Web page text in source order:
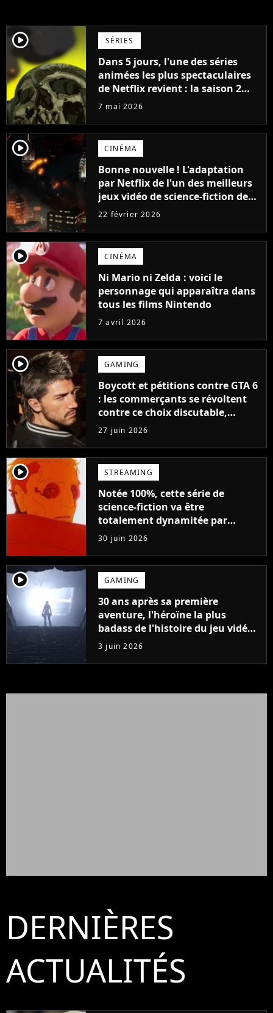
player2 SÉRIES
Dans 5 jours, l'une des séries
animées les plus spectaculaires
de Netflix revient : la saison 2
veut réconcilier tous les fans
7 mai 2026
player2 CINÉMA
Bonne nouvelle ! L'adaptation
par Netflix de l'un des meilleurs
jeux vidéo de science-fiction de
tous les temps a enfin un
22 février 2026
player2 CINÉMA
Ni Mario ni Zelda : voici le
personnage qui apparaîtra dans
tous les films Nintendo
7 avril 2026
player2 GAMING
Boycott et pétitions contre GTA 6
: les commerçants se révoltent
contre ce choix discutable,
Rockstar fait déjà volte-face
27 juin 2026
player2 STREAMING
Notée 100%, cette série de
science-fiction va être
totalement dynamitée par
Netflix : dites adieu à ces
personnages
30 juin 2026
player2 GAMING
30 ans après sa première
aventure, l'héroïne la plus
badass de l'histoire du jeu vidéo
et du cinéma revient dans un
remake spectaculaire
3 juin 2026
DERNIÈRES
ACTUALITÉS